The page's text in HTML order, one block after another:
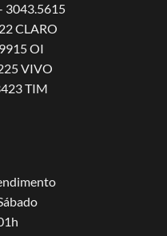
3043.5615
CLARO
OI
VIVO
TIM